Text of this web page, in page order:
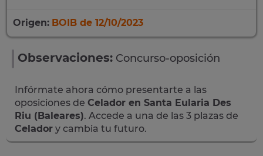
Origen: BOIB de 12/10/2023
Observaciones: Concurso-oposición
Infórmate ahora cómo presentarte a las
oposiciones de Celador en Santa Eularia Des
Riu (Baleares). Accede a una de las 3 plazas de
Celador y cambia tu futuro.